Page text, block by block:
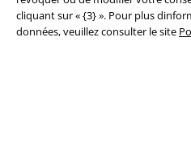
cliquant sur « {3} ». Pour plus
données, veuillez consulter le site
Informations sur l'accessibilité